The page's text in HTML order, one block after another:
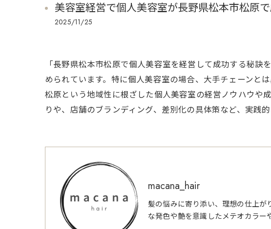
美容室経営で個人美容室が長野県松本市松原
2025/11/25
「長野県松本市松原で個人美容室を経営して成功する秘
められています。特に個人美容室の場合、大手チェーンと
松原という地域性に根ざした個人美容室の経営ノウハウや
りや、店舗のブランディング、差別化の具体策など、実践
macana_hair
髪の悩みに寄り添い、理想の仕上
な発色や艶を意識したメテオカラー